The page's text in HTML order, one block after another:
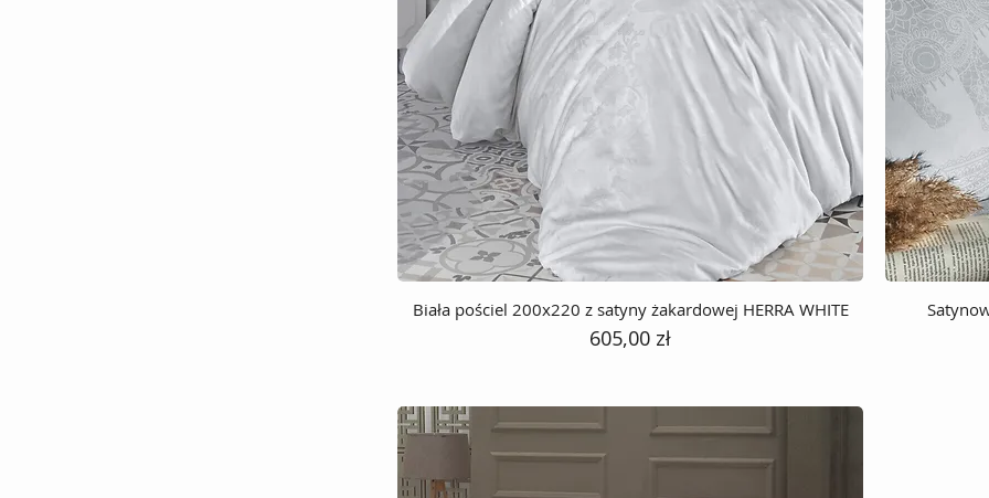
Biała pościel 200x220 z satyny żakardowej HERRA WHITE
Cena
605,00 zł